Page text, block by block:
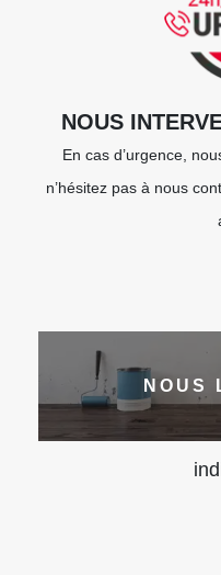
NOUS
En cas d’urgence,
n’hésitez pas à nous
NOUS